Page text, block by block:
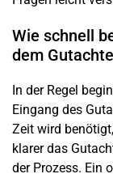
Wie schnell
dem
In der Regel
Eingang des
Zeit wird
klarer das
der Prozess. Ein